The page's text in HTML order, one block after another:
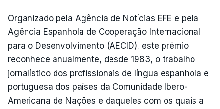
Organizado pela Agência de Notícias EFE e pela
Agência Espanhola de Cooperação Internacional
para o Desenvolvimento (AECID), este prémio
reconhece anualmente, desde 1983, o trabalho
jornalístico dos profissionais de língua espanhola e
portuguesa dos países da Comunidade Ibero-
Americana de Nações e daqueles com os quais a